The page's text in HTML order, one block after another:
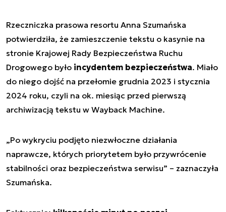
Rzeczniczka prasowa resortu Anna Szumańska
potwierdziła, że zamieszczenie tekstu o kasynie na
stronie Krajowej Rady Bezpieczeństwa Ruchu
Drogowego było incydentem bezpieczeństwa. Miało
do niego dojść na przełomie grudnia 2023 i stycznia
2024 roku, czyli na ok. miesiąc przed pierwszą
archiwizacją tekstu w Wayback Machine.
„Po wykryciu podjęto niezwłoczne działania
naprawcze, których priorytetem było przywrócenie
stabilności oraz bezpieczeństwa serwisu” – zaznaczyła
Szumańska.